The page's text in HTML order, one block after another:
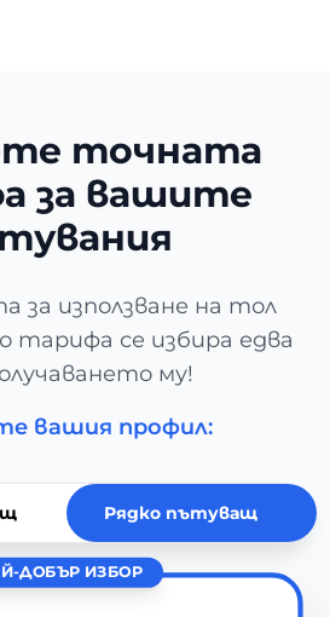
точната
за вашите
за използване на тол
се избира едва
му!
вашия профил:
Рядко пътуващ
ДОБЪР ИЗБОР